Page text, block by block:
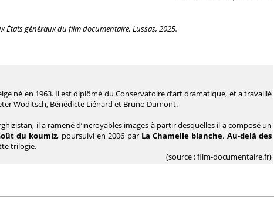
États généraux du film documentaire, Lussas, 2025.
né en 1963. Il est diplômé du Conservatoire d’art dramatique, et a travaillé
Woditsch, Bénédicte Liénard et Bruno Dumont.
il a ramené d’incroyables images à partir desquelles il a composé un
du koumiz, poursuivi en 2006 par La Chamelle blanche. Au-delà des
trilogie.
(source : film-documentaire.fr)